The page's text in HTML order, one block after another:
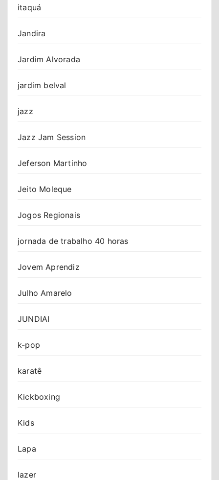
itaquá
Jandira
Jardim Alvorada
jardim belval
jazz
Jazz Jam Session
Jeferson Martinho
Jeito Moleque
Jogos Regionais
jornada de trabalho 40 horas
Jovem Aprendiz
Julho Amarelo
JUNDIAI
k-pop
karatê
Kickboxing
Kids
Lapa
lazer